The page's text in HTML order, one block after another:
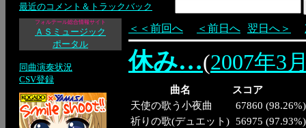
最近のコメント＆トラックバック
フォルテール総合情報サイト
ＡＳミュージック
ポータル
同曲演奏状況
CSV登録
＜＜前回へ ＜前日へ 翌日へ＞
休み…(2007年3
曲名
スコア
天使の歌う小夜曲
67860 (98.26%)
祈りの歌(デュエット) 56975 (97.93%)